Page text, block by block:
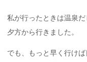
私が行ったときは温泉
夕方から行きました。
でも、もっと早く行け